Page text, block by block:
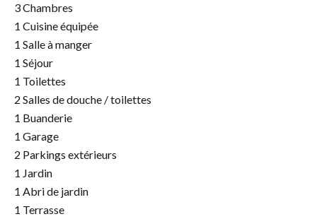
3 Chambres
1 Cuisine équipée
1 Salle à manger
1 Séjour
1 Toilettes
2 Salles de douche / toilettes
1 Buanderie
1 Garage
2 Parkings extérieurs
1 Jardin
1 Abri de jardin
1 Terrasse